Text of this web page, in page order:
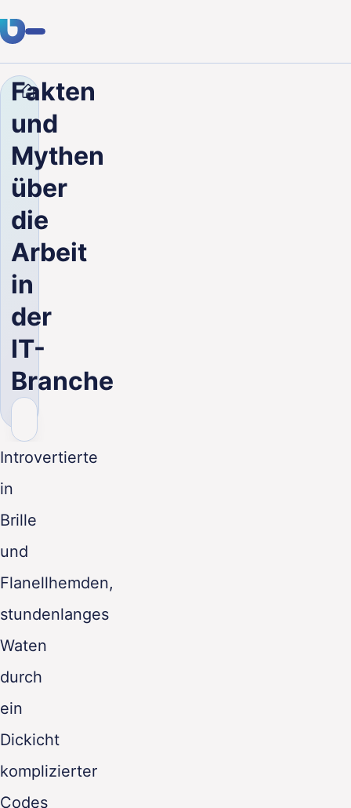
Fachwissen
Kunden
Branchen
Über uns
Karriere
Unternehmen
Fakten
und
Mythen
über
die
Arbeit
in
der
IT-
Branche
Introvertierte
in
Brille
und
Flanellhemden,
stundenlanges
Waten
durch
ein
Dickicht
komplizierter
Codes